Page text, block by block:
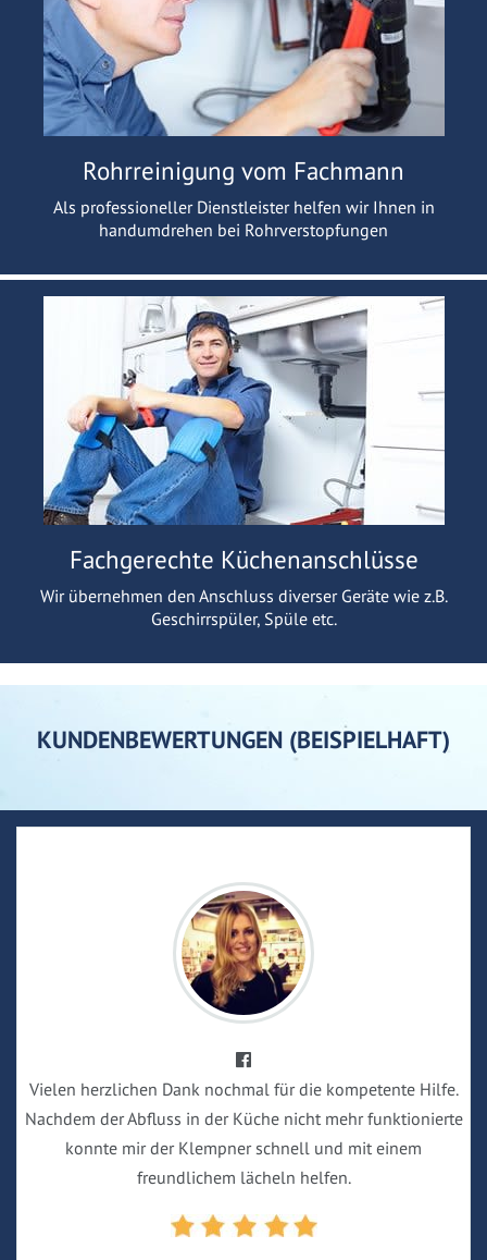
Rohrreinigung vom Fachmann
Als professioneller Dienstleister helfen wir Ihnen in
handumdrehen bei Rohrverstopfungen
Fachgerechte Küchenanschlüsse
Wir übernehmen den Anschluss diverser Geräte wie z.B.
Geschirrspüler, Spüle etc.
KUNDENBEWERTUNGEN (BEISPIELHAFT)
Vielen herzlichen Dank nochmal für die kompetente Hilfe.
Nachdem der Abfluss in der Küche nicht mehr funktionierte
konnte mir der Klempner schnell und mit einem
freundlichem lächeln helfen.